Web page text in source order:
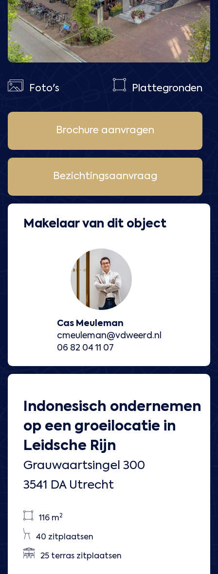
Foto's Plattegronden
Indonesisch ondernemen
op een groeilocatie in
Leidsche Rijn
Grauwaartsingel 300
3541 DA Utrecht
116 m2
40 zitplaatsen
25 terras zitplaatsen
Brochure aanvragen
Bezichtingsaanvraag
Makelaar van dit object
Cas Meuleman
cmeuleman@vdweerd.nl
06 82 04 11 07